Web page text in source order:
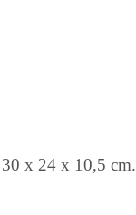
30 x 24 x 10,5 cm.